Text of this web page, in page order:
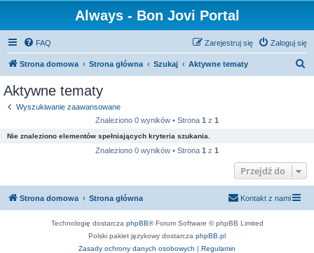
Always - Bon Jovi Portal
FAQ Zaloguj się
Zarejestruj się
Strona domowa Strona główna Szukaj Aktywne tematy
Aktywne tematy
Wyszukiwanie zaawansowane
Znaleziono 0 wyników • Strona 1 z 1
Nie znaleziono elementów spełniających kryteria szukania.
Znaleziono 0 wyników • Strona 1 z 1
Przejdź do
Strona domowa Strona główna Kontakt z nami
Technologię dostarcza phpBB® Forum Software © phpBB Limited
Polski pakiet językowy dostarcza phpBB.pl
Zasady ochrony danych osobowych | Regulamin